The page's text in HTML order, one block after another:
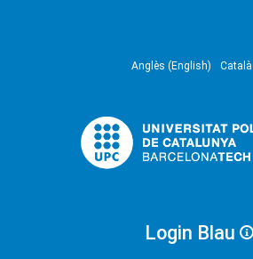
Anglès (English) Català
Login Blau